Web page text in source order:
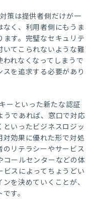
策は提供者側だけが一
く、利用者側にもうま
ます。完璧なセキュリテ
いてこられないような難
れなくなってしまうで
を追求する必要があり
ーといった新たな認証
うであれば、窓口で対応
といったビジネスロジッ
効果に優れた形で対処
リテラシーやサービス
コールセンターなどの体
スによってちょうどい
を決めていくことが、
す。